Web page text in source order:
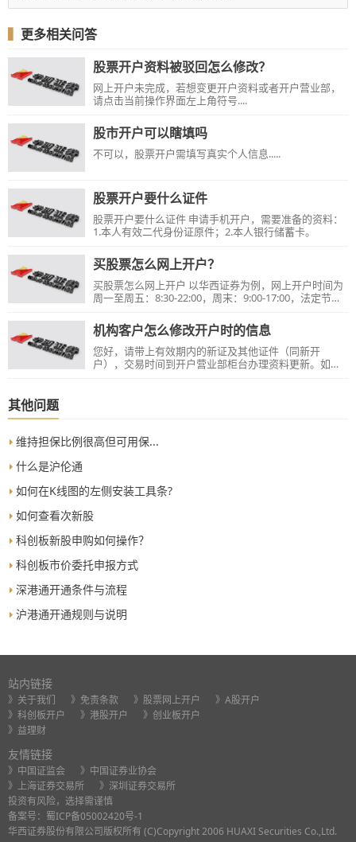
▍ 更多相关问答
股票开户资料被驳回怎么修改？
网上开户未完成，若想变更开户资料或者开户营业部，
请点击当前操作界面左上角符号....
股市开户可以瞎填吗
不可以，股票开户需填写真实个人信息.....
股票开户要什么证件
股票开户要什么证件 申请手机开户，需要准备的资料：
1.本人有效二代身份证原件；2.本人银行储蓄卡。
买股票怎么网上开户？
买股票怎么网上开户 以华西证券为例，网上开户时间为
周一至周五：8:30-22:00，周末：9:00-17:00，法定节假
准备的资料：1.本人有效二代身份证原件；2.本人银行储
蓄卡。 境内年满18周岁、小于70周岁的自然人，身份证
有效期在1个月以上，均可以直接手机开户。
机构客户怎么修改开户时的信息
您好，请带上有效期内的新证及其他证件（同新开
户），交易时间到开户营业部柜台办理资料更新。如证
其他问题
维持担保比例很高但可用保...
什么是沪伦通
如何在K线图的左侧安装工具条?
如何查看次新股
科创板新股申购如何操作？
科创板市价委托申报方式
深港通开通条件与流程
沪港通开通规则与说明
站内链接
》关于我们 》免责条款 》股票网上开户
》A股开户
》科创板开户
》港股开户
》创业板开户
》益理财
友情链接
》中国证监会
》中国证券业协会
》上海证券交易所
》深圳证券交易所
投资有风险，选择需谨慎
备案号： 蜀ICP备05002420号-1
华西证券股份有限公司版权所有 (C)Copyright 2006 HUAXI Securities Co.,Ltd.